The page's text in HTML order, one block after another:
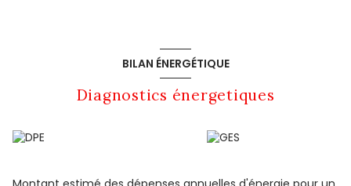
BILAN ÉNERGÉTIQUE
Diagnostics énergetiques